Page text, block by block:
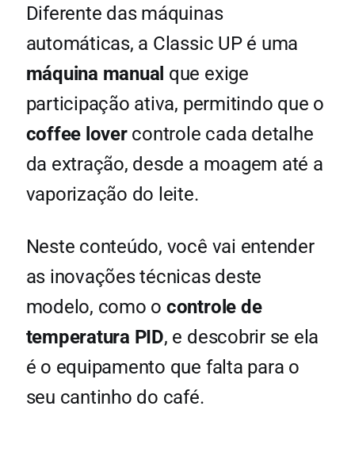
Diferente das máquinas
automáticas, a Classic UP é uma
máquina manual que exige
participação ativa, permitindo que o
coffee lovercontrole cada detalhe
da extração, desde a moagem até a
vaporização do leite.
Neste conteúdo, você vai entender
as inovações técnicas deste
modelo, como o controle de
temperatura PID, e descobrir se ela
é o equipamento que falta para o
seu cantinho do café.